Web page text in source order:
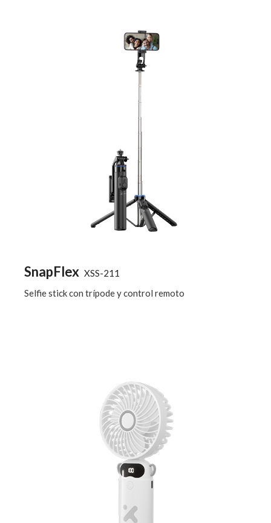
SnapFlex XSS-211
Selfie stick con trípode y control remoto